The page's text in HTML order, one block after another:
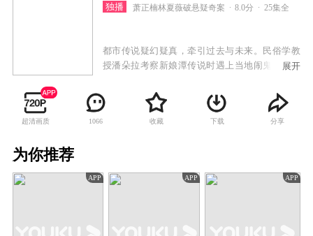
独播 萧正楠林夏薇破悬疑奇案 8.0分 25集全
都市传说疑幻疑真，牵引过去与未来。民俗学教
授潘朵拉考察新娘潭传说时遇上当地闹鬼，她发
相，揭开准新娘黄玉不为人知的身世。潘朵拉恩
师失踪七年，其子竟是傅子博，二人决定完成其
未完成的论文《香港都会传说》，考察期间竟遇
当年事，竟辗转查到母亲经营的当铺，此时傅子
展开
超清画质 1066 收藏 下载 分享
为你推荐
APP APP APP